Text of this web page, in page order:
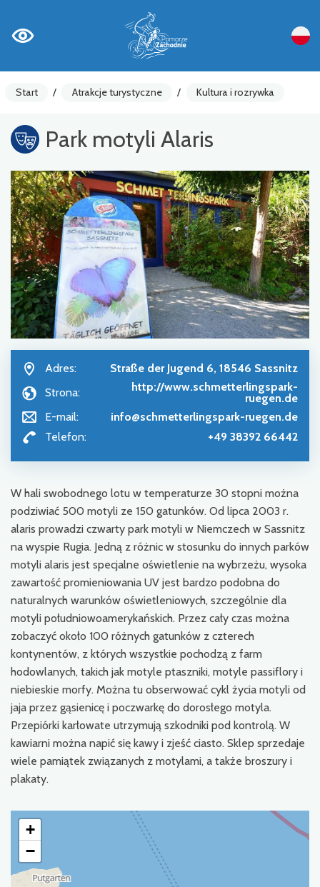
Start / Atrakcje turystyczne / Kultura i rozrywka
Park motyli Alaris
Adres:
Straße der Jugend 6, 18546 Sassnitz
Strona:
http://www.schmetterlingspark-
ruegen.de
E-mail:
info@schmetterlingspark-ruegen.de
Telefon:
+49 38392 66442
W hali swobodnego lotu w temperaturze 30 stopni można
podziwiać 500 motyli ze 150 gatunków. Od lipca 2003 r.
alaris prowadzi czwarty park motyli w Niemczech w Sassnitz
na wyspie Rugia. Jedną z różnic w stosunku do innych parków
motyli alaris jest specjalne oświetlenie na wybrzeżu, wysoka
zawartość promieniowania UV jest bardzo podobna do
naturalnych warunków oświetleniowych, szczególnie dla
motyli południowoamerykańskich. Przez cały czas można
zobaczyć około 100 różnych gatunków z czterech
kontynentów, z których wszystkie pochodzą z farm
hodowlanych, takich jak motyle ptaszniki, motyle passiflory i
niebieskie morfy. Można tu obserwować cykl życia motyli od
jaja przez gąsienicę i poczwarkę do dorosłego motyla.
Przepiórki karłowate utrzymują szkodniki pod kontrolą. W
kawiarni można napić się kawy i zjeść ciasto. Sklep sprzedaje
wiele pamiątek związanych z motylami, a także broszury i
plakaty.
+
−